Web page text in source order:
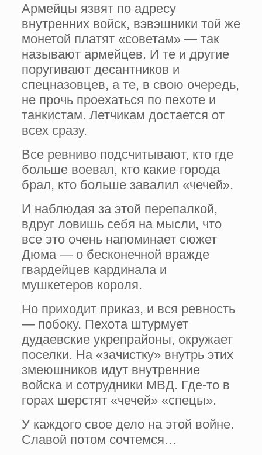
Армейцы язвят по адресу
внутренних войск, вэвэшники той же
монетой платят «советам» — так
называют армейцев. И те и другие
поругивают десантников и
спецназовцев, а те, в свою очередь,
не прочь проехаться по пехоте и
танкистам. Летчикам достается от
всех сразу.
Все ревниво подсчитывают, кто где
больше воевал, кто какие города
брал, кто больше завалил «чечей».
И наблюдая за этой перепалкой,
вдруг ловишь себя на мысли, что
все это очень напоминает сюжет
Дюма — о бесконечной вражде
гвардейцев кардинала и
мушкетеров короля.
Но приходит приказ, и вся ревность
— побоку. Пехота штурмует
дудаевские укрепрайоны, окружает
поселки. На «зачистку» внутрь этих
змеюшников идут внутренние
войска и сотрудники МВД. Где-то в
горах шерстят «чечей» «спецы».
У каждого свое дело на этой войне.
Славой потом сочтемся…